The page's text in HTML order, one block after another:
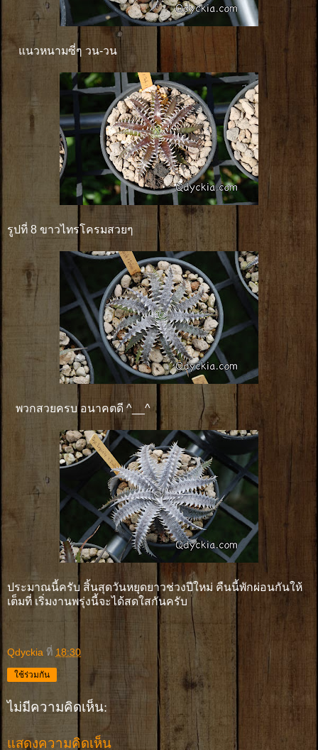
แนวหนามซี่ๆ วน-วน
รูปที่ 8 ขาวไทรโครมสวยๆ
พวกสวยครบ อนาคตดี ^__^
ประมาณนี้ครับ สิ้นสุดวันหยุดยาวช่วงปีใหม่ คืนนี้พักผ่อนกันให้
เต็มที่ เริ่มงานพรุ่งนี้จะได้สดใสกันครับ
Qdyckia ที่ 18:30
ใช้ร่วมกัน
ไม่มีความคิดเห็น:
แสดงความคิดเห็น